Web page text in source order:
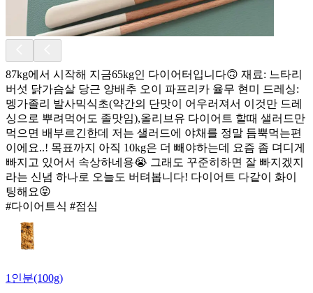
87kg에서 시작해 지금65kg인 다이어터입니다🙃 재료: 느타리
버섯 닭가슴살 당근 양배추 오이 파프리카 율무 현미 드레싱:
멩가졸리 발사믹식초(약간의 단맛이 어우러져서 이것만 드레
싱으로 뿌려먹어도 졸맛임),올리브유 다이어트 할때 샐러드만
먹으면 배부르긴한데 저는 샐러드에 야채를 정말 듬뿍먹는편
이에요..! 목표까지 아직 10kg은 더 빼야하는데 요즘 좀 뎌디게
빠지고 있어서 속상하네용😭 그래도 꾸준히하면 잘 빠지겠지
라는 신념 하나로 오늘도 버텨봅니다! 다이어트 다같이 화이
팅해요😝
#다이어트식 #점심
1인분(100g)